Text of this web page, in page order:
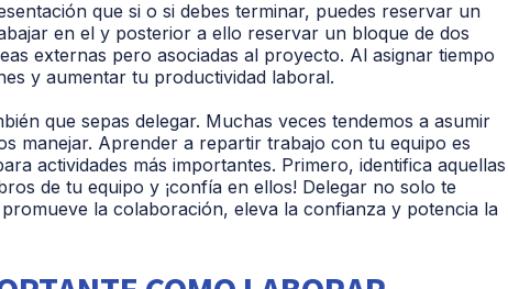
que si o si debes terminar, puedes reservar un
en el y posterior a ello reservar un bloque de dos
externas pero asociadas al proyecto. Al asignar tiempo
y aumentar tu productividad laboral.
que sepas delegar. Muchas veces tendemos a asumir
manejar. Aprender a repartir trabajo con tu equipo es
actividades más importantes. Primero, identifica aquellas
de tu equipo y ¡confía en ellos! Delegar no solo te
la colaboración, eleva la confianza y potencia la